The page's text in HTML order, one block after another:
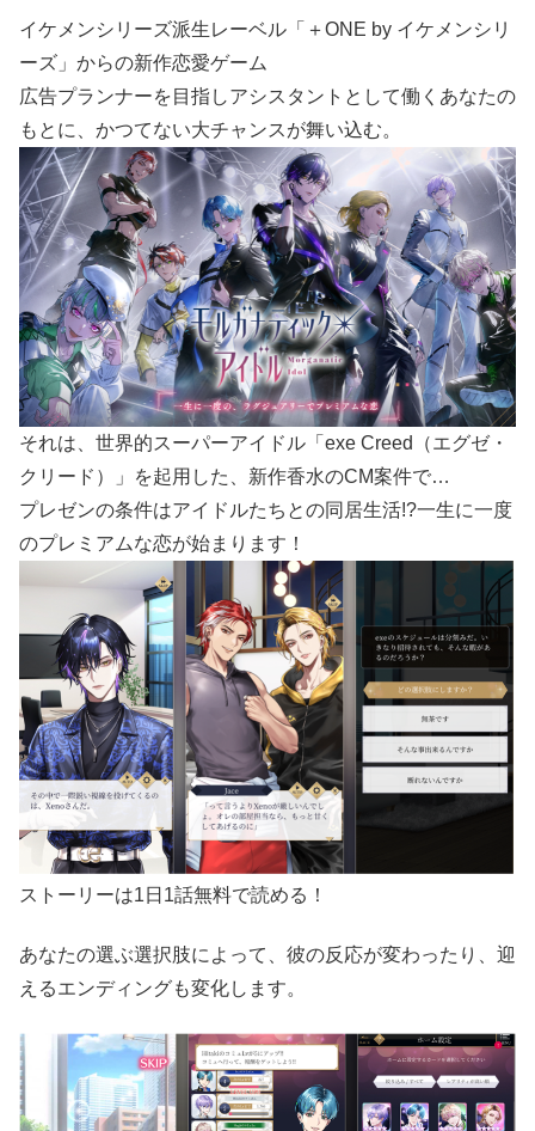
イケメンシリーズ派生レーベル「＋ONE by イケメンシリ
ーズ」からの新作恋愛ゲーム
広告プランナーを目指しアシスタントとして働くあなたの
もとに、かつてない大チャンスが舞い込む。
それは、世界的スーパーアイドル「exe Creed（エグゼ・
クリード）」を起用した、新作香水のCM案件で…
プレゼンの条件はアイドルたちとの同居生活!?一生に一度
のプレミアムな恋が始まります！
ストーリーは1日1話無料で読める！
あなたの選ぶ選択肢によって、彼の反応が変わったり、迎
えるエンディングも変化します。